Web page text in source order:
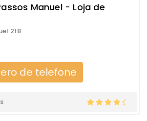
Manuel - Loja de
218
de telefone